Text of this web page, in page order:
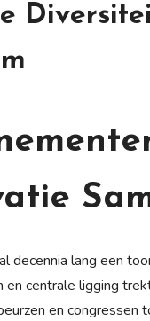
decennia lang een
en centrale ligging
en